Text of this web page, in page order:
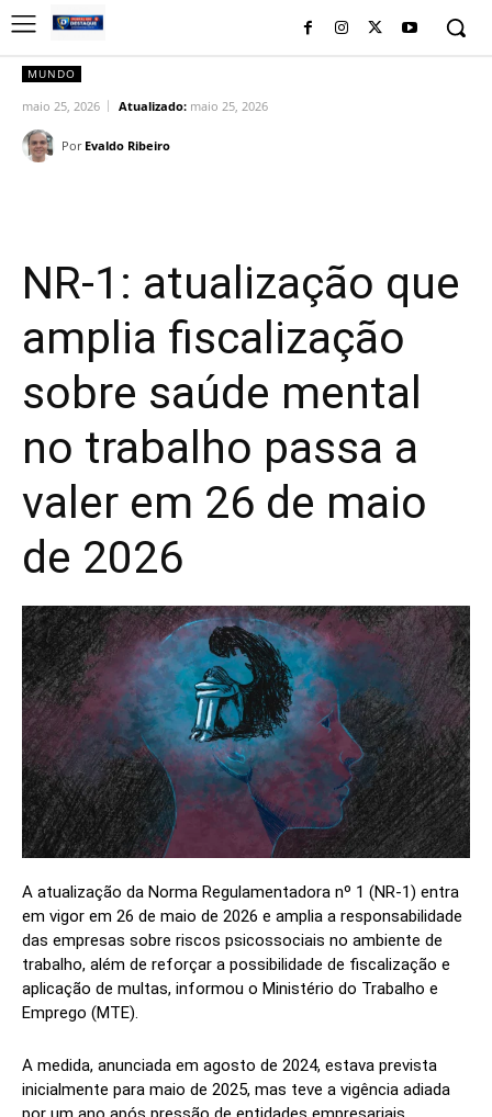
MUNDO
maio 25, 2026 Atualizado: maio 25, 2026
Por Evaldo Ribeiro
NR‑1: atualização que
amplia fiscalização
sobre saúde mental
no trabalho passa a
valer em 26 de maio
de 2026
A atualização da Norma Regulamentadora nº 1 (NR‑1) entra
em vigor em 26 de maio de 2026 e amplia a responsabilidade
das empresas sobre riscos psicossociais no ambiente de
trabalho, além de reforçar a possibilidade de fiscalização e
aplicação de multas, informou o Ministério do Trabalho e
Emprego (MTE).
A medida, anunciada em agosto de 2024, estava prevista
inicialmente para maio de 2025, mas teve a vigência adiada